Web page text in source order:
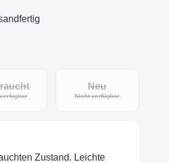
(Diese Option ist zurzeit nicht verfügbar.)
Neu
Nicht verfügbar(Diese Option ist
Zustand. Leichte